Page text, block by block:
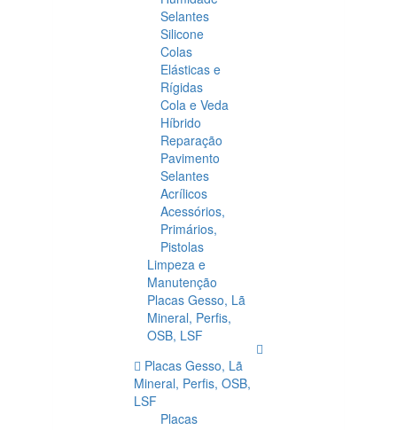
Selantes
Silicone
Colas
Elásticas e
Rígidas
Cola e Veda
Híbrido
Reparação
Pavimento
Selantes
Acrílicos
Acessórios,
Primários,
Pistolas
Limpeza e
Manutenção
Placas Gesso, Lã
Mineral, Perfis,
OSB, LSF
Placas Gesso, Lã
Mineral, Perfis, OSB,
LSF
Placas